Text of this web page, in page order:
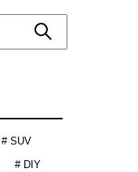
# SUV
# DIY